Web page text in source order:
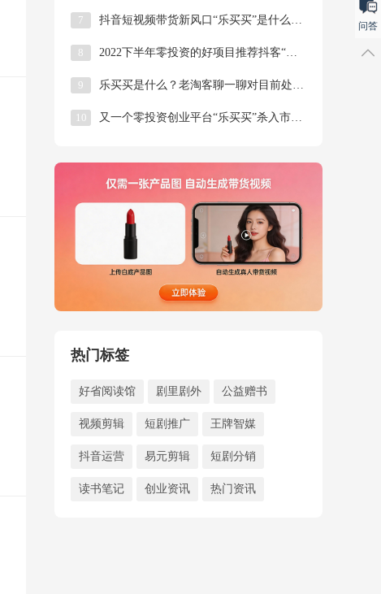
7 抖音短视频带货新风口“乐买买”是什么？一篇文章带你全了解
8 2022下半年零投资的好项目推荐抖客“乐买买”平台
9 乐买买是什么？老淘客聊一聊对目前处于风口的乐买买项目的看法！
10 又一个零投资创业平台“乐买买”杀入市场了
热门标签
好省阅读馆 剧里剧外 公益赠书
视频剪辑 短剧推广 王牌智媒
抖音运营 易元剪辑 短剧分销
读书笔记 创业资讯 热门资讯
问答